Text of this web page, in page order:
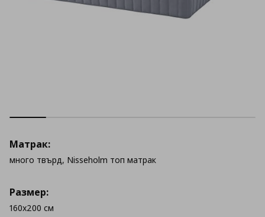
Матрак:
много твърд, Nisseholm топ матрак
Размер:
160x200 см